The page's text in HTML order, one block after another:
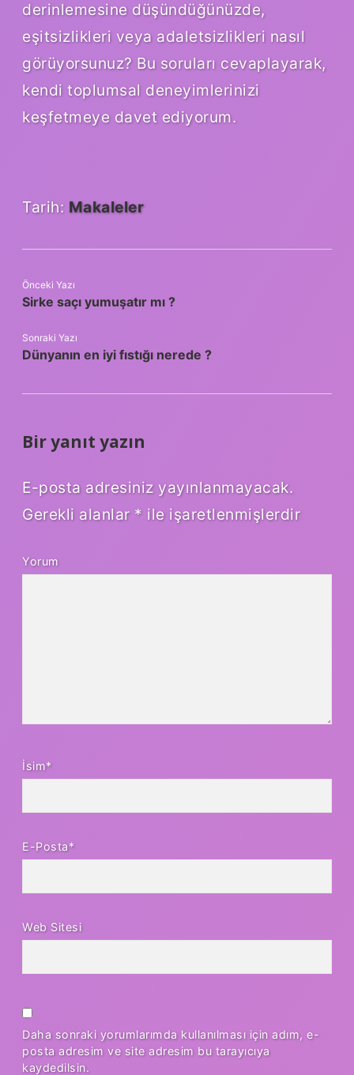
derinlemesine düşündüğünüzde,
eşitsizlikleri veya adaletsizlikleri nasıl
görüyorsunuz? Bu soruları cevaplayarak,
kendi toplumsal deneyimlerinizi
keşfetmeye davet ediyorum.
Tarih: Makaleler
Önceki Yazı
Sirke saçı yumuşatır mı ?
Sonraki Yazı
Dünyanın en iyi fıstığı nerede ?
Bir yanıt yazın
E-posta adresiniz yayınlanmayacak.
Gerekli alanlar * ile işaretlenmişlerdir
Yorum
İsim*
E-Posta*
Web Sitesi
Daha sonraki yorumlarımda kullanılması için adım, e-
posta adresim ve site adresim bu tarayıcıya
kaydedilsin.